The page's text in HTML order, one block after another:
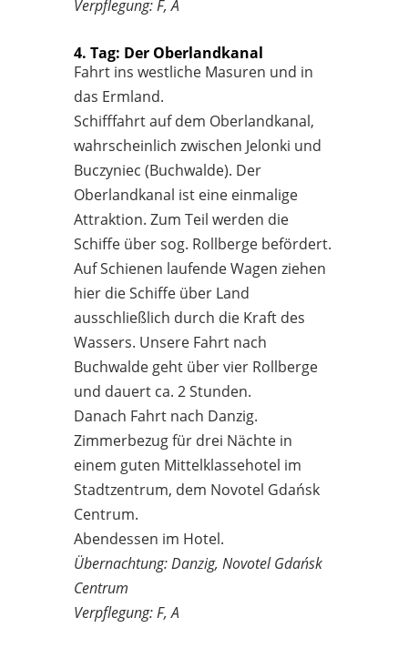
Verpflegung: F, A
4. Tag: Der Oberlandkanal
Fahrt ins westliche Masuren und in
das Ermland.
Schifffahrt auf dem Oberlandkanal,
wahrscheinlich zwischen Jelonki und
Buczyniec (Buchwalde). Der
Oberlandkanal ist eine einmalige
Attraktion. Zum Teil werden die
Schiffe über sog. Rollberge befördert.
Auf Schienen laufende Wagen ziehen
hier die Schiffe über Land
ausschließlich durch die Kraft des
Wassers. Unsere Fahrt nach
Buchwalde geht über vier Rollberge
und dauert ca. 2 Stunden.
Danach Fahrt nach Danzig.
Zimmerbezug für drei Nächte in
einem guten Mittelklassehotel im
Stadtzentrum, dem Novotel Gdańsk
Centrum.
Abendessen im Hotel.
Übernachtung: Danzig, Novotel Gdańsk
Centrum
Verpflegung: F, A